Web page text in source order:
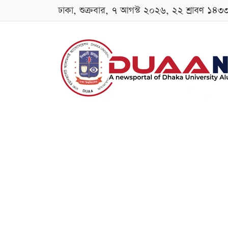
ঢাকা, শুক্রবার, ৭ আগস্ট ২০২৬, ২২ শ্রাবণ